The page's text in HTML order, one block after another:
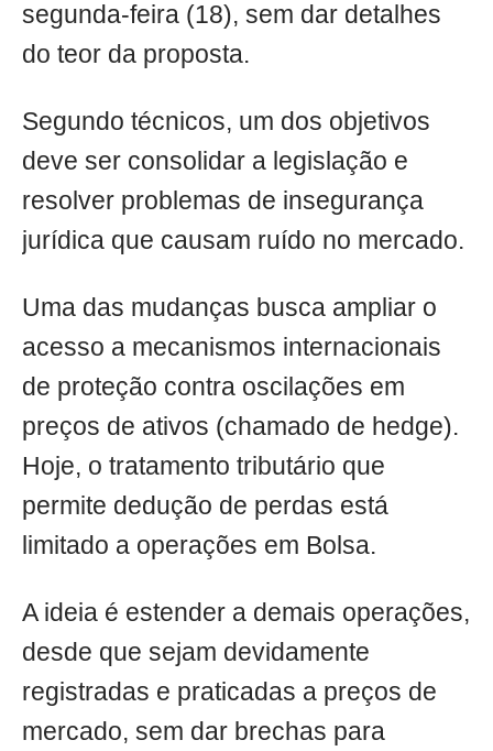
segunda-feira (18), sem dar detalhes
do teor da proposta.
Segundo técnicos, um dos objetivos
deve ser consolidar a legislação e
resolver problemas de insegurança
jurídica que causam ruído no mercado.
Uma das mudanças busca ampliar o
acesso a mecanismos internacionais
de proteção contra oscilações em
preços de ativos (chamado de hedge).
Hoje, o tratamento tributário que
permite dedução de perdas está
limitado a operações em Bolsa.
A ideia é estender a demais operações,
desde que sejam devidamente
registradas e praticadas a preços de
mercado, sem dar brechas para